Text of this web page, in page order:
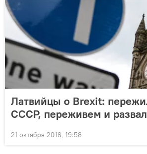
Латвийцы о Brexit:
СССР, переживем и
21 октября 2016, 19:58